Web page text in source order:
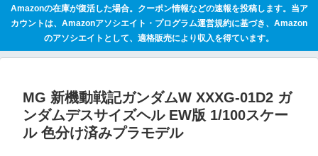
Amazonの在庫が復活した場合。クーポン情報などの速報を投稿します。当ア
カウントは、Amazonアソシエイト・プログラム運営規約に基づき、Amazon
のアソシエイトとして、適格販売により収入を得ています。
MG 新機動戦記ガンダムW XXXG-01D2 ガ
ンダムデスサイズヘル EW版 1/100スケー
ル 色分け済みプラモデル